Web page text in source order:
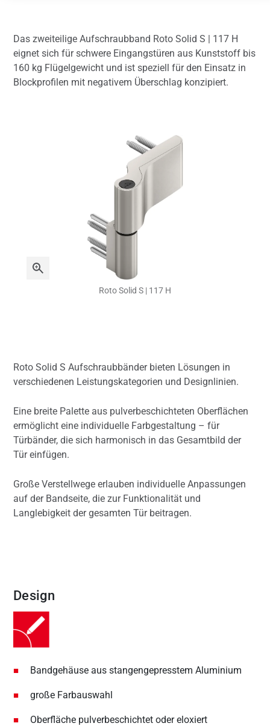
Das zweiteilige Aufschraubband Roto Solid S | 117 H
eignet sich für schwere Eingangstüren aus Kunststoff bis
160 kg Flügelgewicht und ist speziell für den Einsatz in
Blockprofilen mit negativem Überschlag konzipiert.
Roto Solid S | 117 H
Roto Solid S Aufschraubbänder bieten Lösungen in
verschiedenen Leistungskategorien und Designlinien.
Eine breite Palette aus pulverbeschichteten Oberflächen
ermöglicht eine individuelle Farbgestaltung – für
Türbänder, die sich harmonisch in das Gesamtbild der
Tür einfügen.
Große Verstellwege erlauben individuelle Anpassungen
auf der Bandseite, die zur Funktionalität und
Langlebigkeit der gesamten Tür beitragen.
Design
Bandgehäuse aus stangengepresstem Aluminium
große Farbauswahl
Oberfläche pulverbeschichtet oder eloxiert